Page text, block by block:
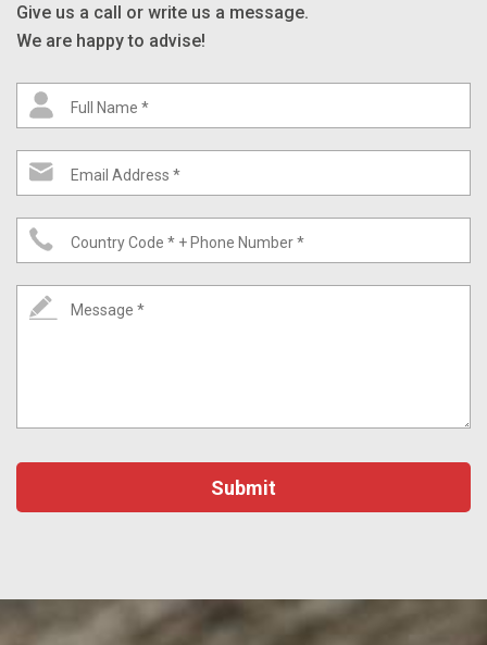
Give us a call or write us a message.
We are happy to advise!
Full Name *
Email Address *
Country Code * + Phone Number *
Message *